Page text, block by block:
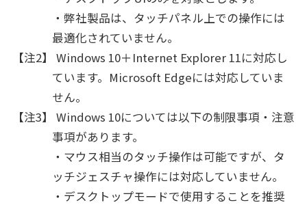
・弊社製品は、タッチパネル上での操作には
最適化されていません。
【注2】 Windows 10＋Internet Explorer 11に対応し
ています。Microsoft Edgeには対応していま
せん。
【注3】 Windows 10については以下の制限事項・注意
事項があります。
・マウス相当のタッチ操作は可能ですが、タ
ッチジェスチャ操作には対応していません。
・デスクトップモードで使用することを推奨